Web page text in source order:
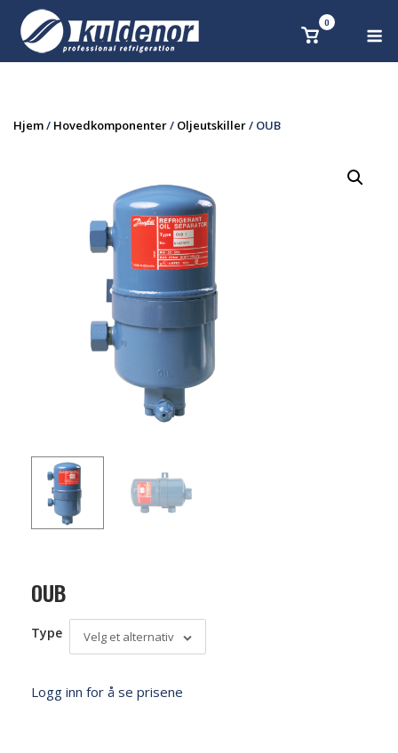
content
Se 0
Hjem/ Hovedkomponenter/ Oljeutskiller/ OUB
OUB
Type Velg et alternativ
Logg inn for å se prisene